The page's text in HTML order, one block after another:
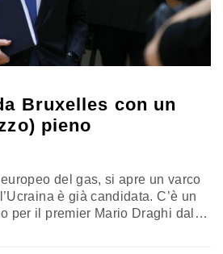
Bruxelles con un
pieno
del gas, si apre un varco
è già candidata. C’è un
per il premier Mario Draghi dal